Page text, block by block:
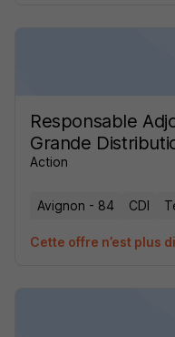
Responsable
Grande
Action
Avignon - 84 CDI
Cette offre n’est plus